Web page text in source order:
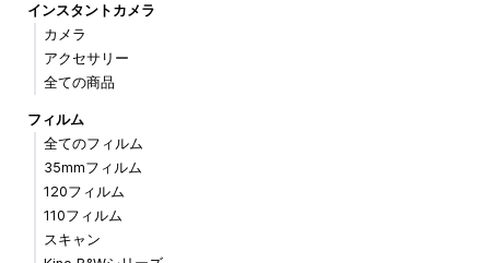
インスタントカメラ
カメラ
アクセサリー
全ての商品
フィルム
全てのフィルム
35mmフィルム
120フィルム
110フィルム
スキャン